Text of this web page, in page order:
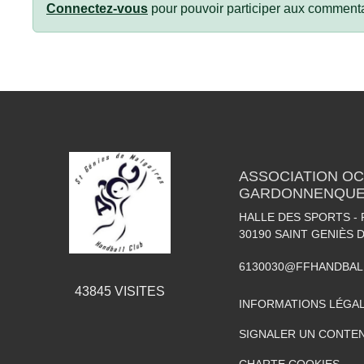
Connectez-vous pour pouvoir participer aux
43845VISITES
ASSOCIATION
HALLE DES SPORTS -
30190 SAINT GENIÈS
INFORMATIONS
SIGNALER UN